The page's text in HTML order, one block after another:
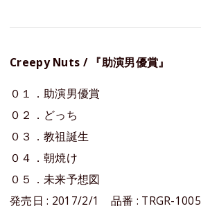
Creepy Nuts / 『助演男優賞』
０１．助演男優賞
０２．どっち
０３．教祖誕生
０４．朝焼け
０５．未来予想図
発売日 : 2017/2/1 品番 : TRGR-1005